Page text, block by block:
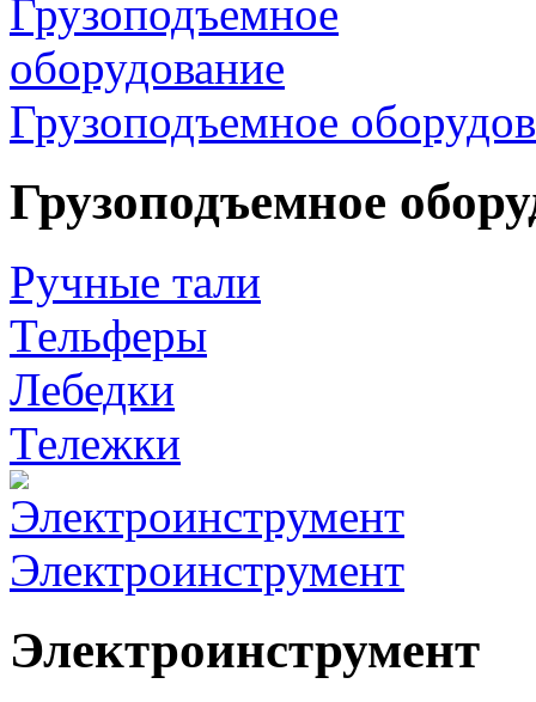
Грузоподъемное
Грузоподъемное
Ручные тали
Тельферы
Лебедки
Тележки
Электроинструмент
Электроинструмент